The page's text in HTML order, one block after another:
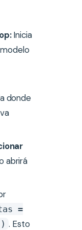
Inicia
donde
abrirá
=
. Esto